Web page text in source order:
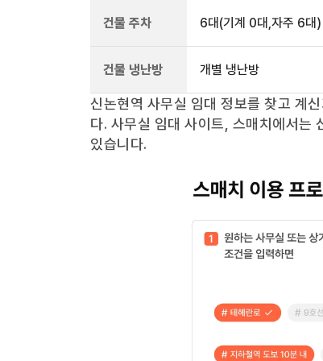
건물 주차 6대 (기계 0대,자주 6대)
건물 냉난방 개별 냉난방
신논현역 사무실 임대 정보를 찾고 계
다. 사무실 임대 사이트, 스매치에서는
있습니다.